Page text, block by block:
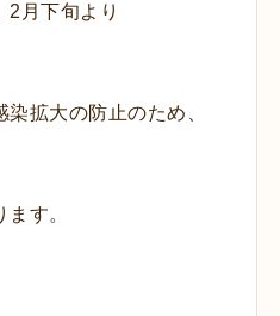
2月下旬より
拡大の防止のため、
す。